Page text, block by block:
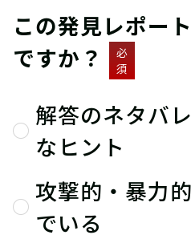
この発見レポー
ですか？
必
須
解答のネタバ
なヒント
攻撃的・暴力
でいる